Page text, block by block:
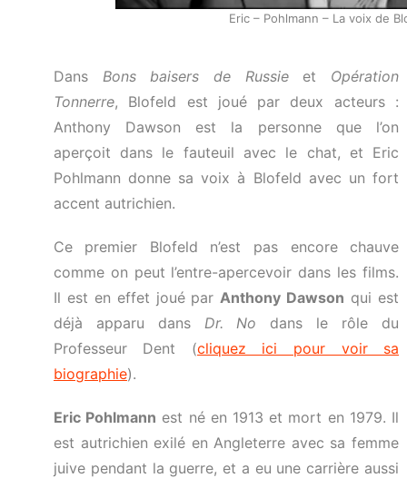
Eric – Pohlmann – La voix de
Dans Bons baisers de Russieet Opération
Tonnerre, Blofeld est joué par deux acteurs :
Anthony Dawson est la personne que l’on
aperçoit dans le fauteuil avec le chat, et Eric
Pohlmann donne sa voix à Blofeld avec un fort
accent autrichien.
Ce premier Blofeld n’est pas encore chauve
comme on peut l’entre-apercevoir dans les films.
Il est en effet joué par Anthony Dawson qui est
déjà apparu dans Dr. No dans le rôle du
Professeur Dent (cliquez ici pour voir sa
biographie).
Eric Pohlmann est né en 1913 et mort en 1979. Il
est autrichien exilé en Angleterre avec sa femme
juive pendant la guerre, et a eu une carrière aussi